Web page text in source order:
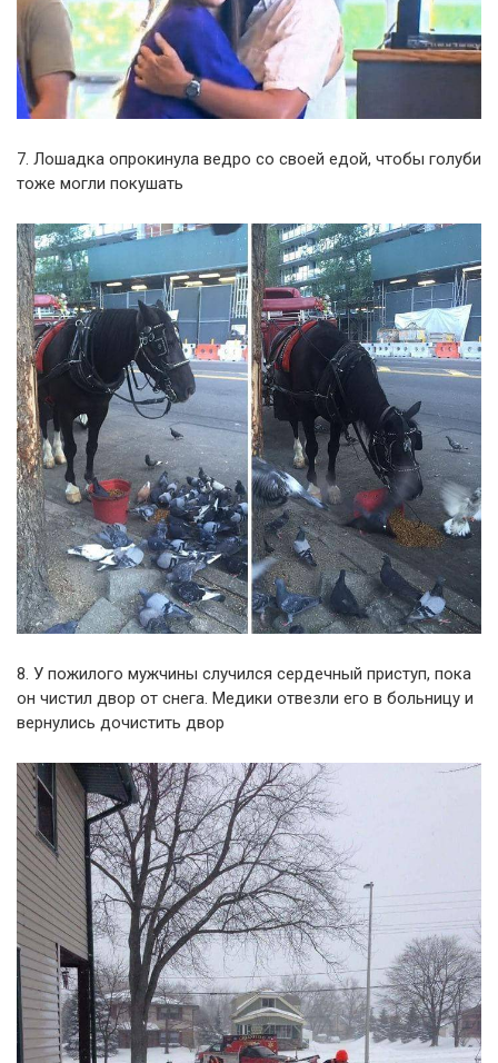
7. Лошадка опрокинула ведро со своей едой, чтобы голуби
тоже могли покушать
8. У пожилого мужчины случился сердечный приступ, пока
он чистил двор от снега. Медики отвезли его в больницу и
вернулись дочистить двор